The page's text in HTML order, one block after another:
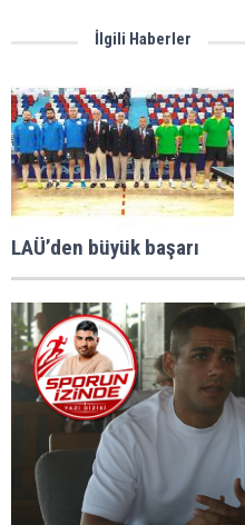
İlgili Haberler
LAÜ’den büyük başarı